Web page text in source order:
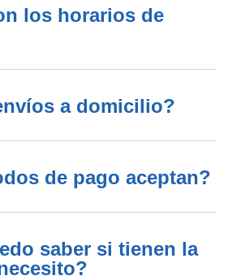
los horarios de
a domicilio?
de pago aceptan?
saber si tienen la